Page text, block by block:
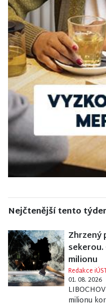
Nejčtenější tento
Zhrzený
milionu
Redakce
01. 08. 2026
milionu